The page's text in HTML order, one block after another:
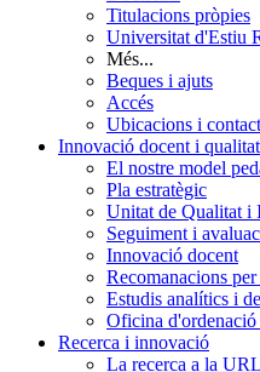
Titulacions pròpies
Universitat d'Estiu
Més...
Beques i ajuts
Accés
Ubicacions i
Innovació docent i qualitat
El nostre model
Pla estratègic
Unitat de Qualitat i
Seguiment i
Innovació docent
Recomanacions
Estudis analítics i
Oficina d'ordenació
Recerca i innovació
La recerca a la URL